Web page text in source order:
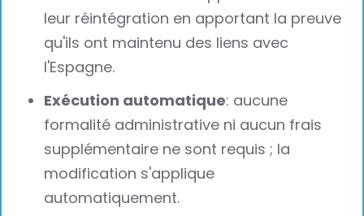
leur réintégration en apportant la preuve
qu'ils ont maintenu des liens avec
l'Espagne.
Exécution automatique: aucune
formalité administrative ni aucun frais
supplémentaire ne sont requis ; la
modification s'applique
automatiquement.